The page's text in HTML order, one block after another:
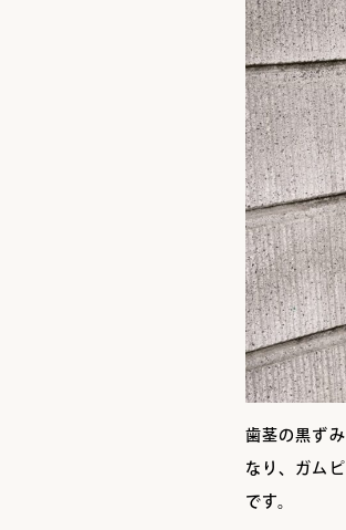
歯茎の黒ず
なり、ガム
です。